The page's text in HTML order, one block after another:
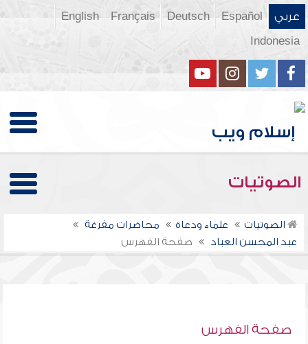
عربي Español
Deutsch
Français
English
Indonesia
الصوتيات
الصوتيات علماء ودعاة
محاضرات مفرغة
عبد المحسن العباد
صفحة الفهرس
صفحة الفهرس